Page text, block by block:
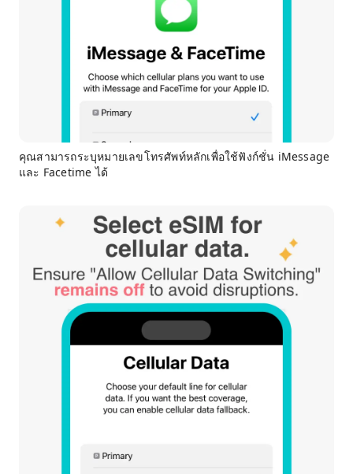
คุณสามารถระบุหมายเลขโทรศัพท์หลักเพื่อใช้ฟังก์ชั่น iMessage
และ Facetime ได้